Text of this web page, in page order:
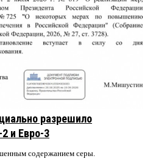
разрешило
и Евро-3
содержанием серы.